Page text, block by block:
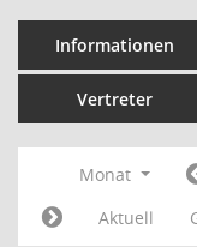
Informationen
Vertreter
Monat
Aktuell